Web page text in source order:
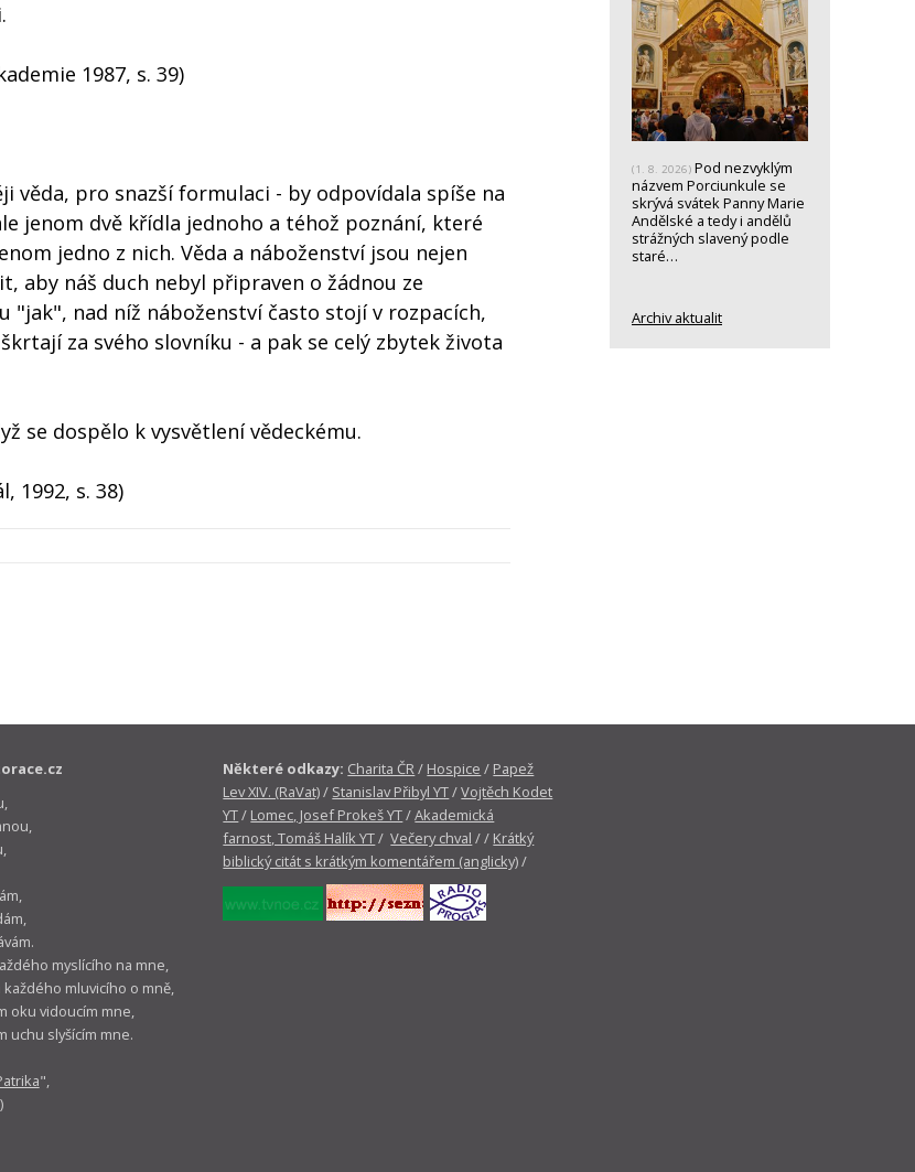
1987, s. 39)
věda, pro snazší formulaci - by odpovídala spíše na
jenom dvě křídla jednoho a téhož poznání, které
jedno z nich. Věda a náboženství jsou nejen
aby náš duch nebyl připraven o žádnou ze
"jak", nad níž náboženství často stojí v rozpacích,
za svého slovníku - a pak se celý zbytek života
se dospělo k vysvětlení vědeckému.
1992, s. 38)
(1. 8. 2026) Pod nezvyklým
názvem Porciunkule se
skrývá svátek Panny Marie
Andělské a tedy i andělů
strážných slavený podle
staré…
Archiv aktualit
myslícího na mne,
mluvicího o mně,
oku vidoucím mne,
uchu slyšícím mne.
",
Některé odkazy: Charita ČR/ Hospice / Papež
Lev XIV. (RaVat)/ Stanislav Přibyl YT/Vojtěch Kodet
YT/ Lomec, Josef Prokeš YT/Akademická
farnost, Tomáš Halík YT/Večery chval / / Krátký
biblický citát s krátkým komentářem (anglicky)/